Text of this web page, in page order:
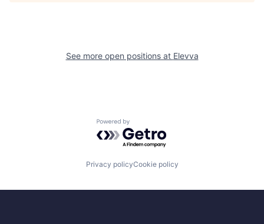
See more open positions at Elevva
Powered by Getro.com
Privacy policyCookie policy